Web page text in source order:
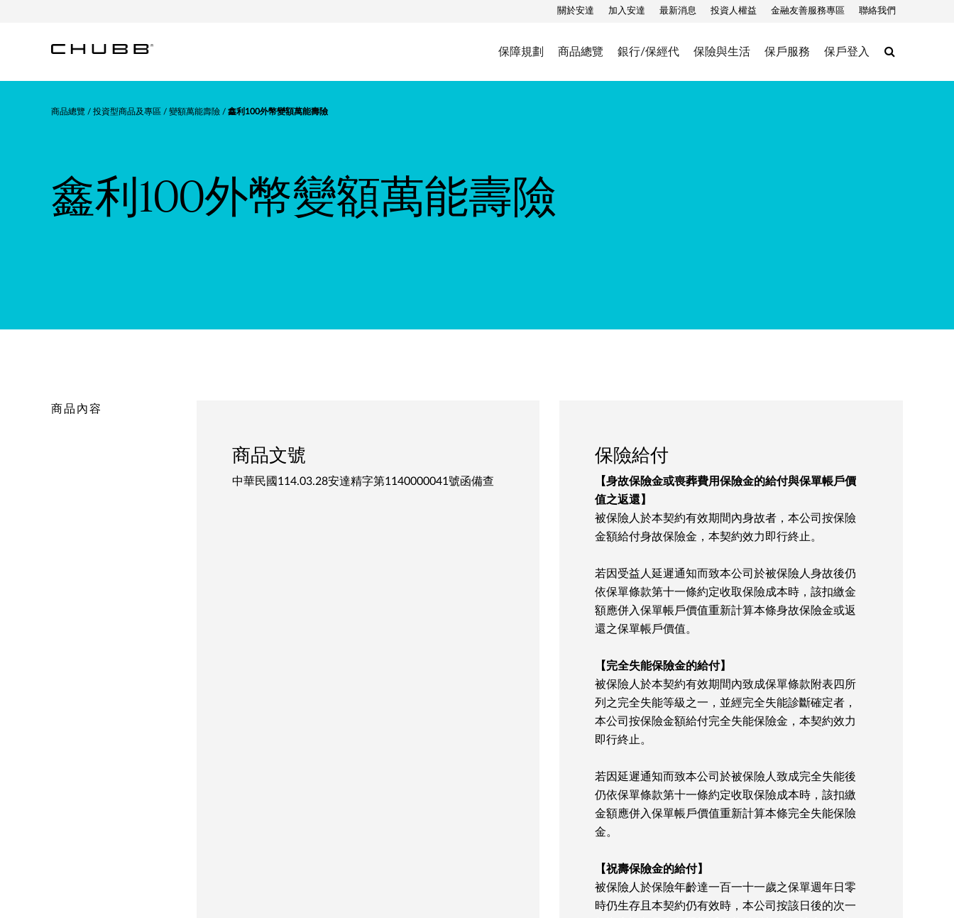
關於安達 加入安達 最新消息 投資人權益 金融友善服務專區 聯絡我們
保障規劃 商品總覽 銀行/保經代 保險與生活 保戶服務 保戶登入 Search
商品總覽 投資型商品及專區 變額萬能壽險 鑫利100外幣變額萬能壽險
鑫利100外幣變額萬能壽險
商品內容
商品文號
中華民國114.03.28安達精字第1140000041號函備查
保險給付
【身故保險金或喪葬費用保險金的給付與保單帳戶價
值之返還】
被保險人於本契約有效期間內身故者，本公司按保險
金額給付身故保險金，本契約效力即行終止。
若因受益人延遲通知而致本公司於被保險人身故後仍
依保單條款第十一條約定收取保險成本時，該扣繳金
額應併入保單帳戶價值重新計算本條身故保險金或返
還之保單帳戶價值。
【完全失能保險金的給付】
被保險人於本契約有效期間內致成保單條款附表四所
列之完全失能等級之一，並經完全失能診斷確定者，
本公司按保險金額給付完全失能保險金，本契約效力
即行終止。
若因延遲通知而致本公司於被保險人致成完全失能後
仍依保單條款第十一條約定收取保險成本時，該扣繳
金額應併入保單帳戶價值重新計算本條完全失能保險
金。
【祝壽保險金的給付】
被保險人於保險年齡達一百一十一歲之保單週年日零
時仍生存且本契約仍有效時，本公司按該日後的次一